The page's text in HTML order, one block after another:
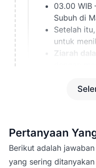
03.00 WIB
Subuh di
Setelah
untuk
Ziarah
Dan
Pertanyaan
Berikut adalah
yang sering